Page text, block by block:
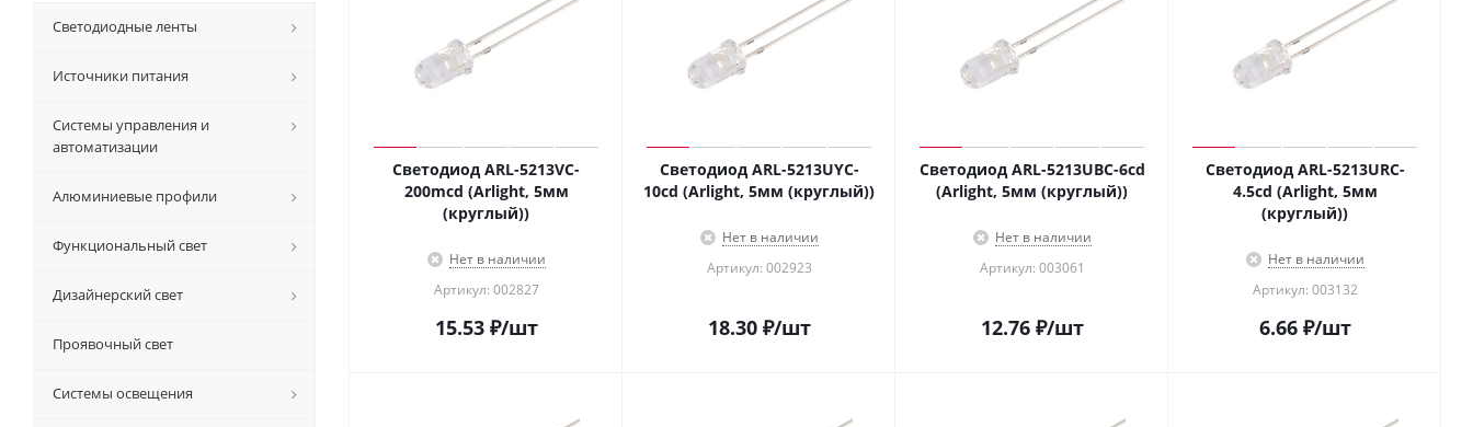
Светодиод ARL-5213VC-
200mcd (Arlight, 5мм
(круглый))
Нет в наличии
Артикул: 002827
15.53₽/шт
Светодиод ARL-5213UYC-
10cd (Arlight, 5мм (круглый))
Нет в наличии
Артикул: 002923
18.30₽/шт
Светодиод ARL-5213UBC-6cd
(Arlight, 5мм (круглый))
Нет в наличии
Артикул: 003061
12.76₽/шт
Светодиод ARL-5213URC-
4.5cd (Arlight, 5мм
(круглый))
Нет в наличии
Артикул: 003132
6.66₽/шт
Светодиодные ленты
Источники питания
Системы управления и
автоматизации
Алюминиевые профили
Функциональный свет
Дизайнерский свет
Проявочный свет
Системы освещения